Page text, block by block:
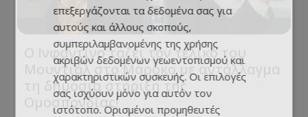
Ο Ινφαντίνο τάζει τον τελικό του
Μουντιάλ στο Μαρόκο με αντάλλαγμα
τη δημόσια στήριξη της
Ομοσπονδίας!
επεξεργάζονται τα δεδομένα σας για
αυτούς και άλλους σκοπούς,
συμπεριλαμβανομένης της χρήσης
ακριβών δεδομένων γεωεντοπισμού και
χαρακτηριστικών συσκευής. Οι επιλογές
σας ισχύουν μόνο για αυτόν τον
ιστότοπο. Ορισμένοι προμηθευτές